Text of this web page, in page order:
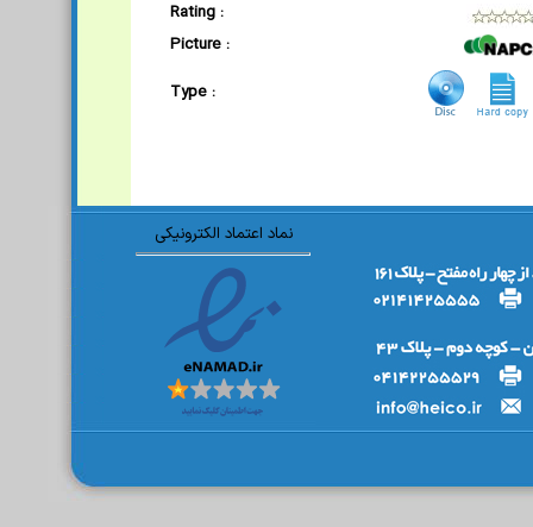
Rating :
Picture :
Type :
نماد اعتماد الکترونیکی